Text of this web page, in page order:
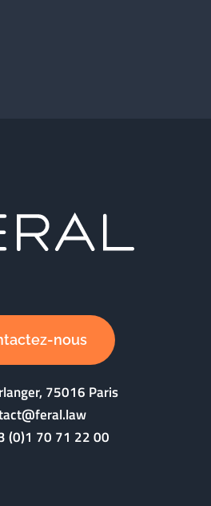
nous
75016 Paris
(0)1 70 71 22 00